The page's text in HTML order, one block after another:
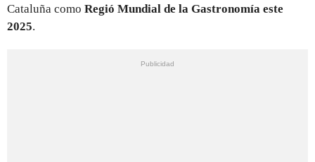
Cataluña como Regió Mundial de la Gastronomía este
2025.